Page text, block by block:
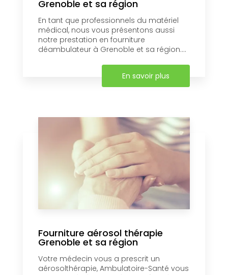
Grenoble et sa région
En tant que professionnels du matériel
médical, nous vous présentons aussi
notre prestation en fourniture
déambulateur à Grenoble et sa région....
En savoir plus
Fourniture aérosol thérapie
Grenoble et sa région
Votre médecin vous a prescrit un
aérosolthérapie, Ambulatoire-Santé vous